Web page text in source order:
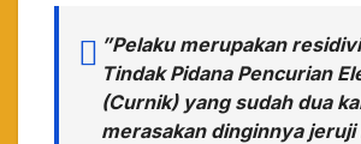
​”Pelaku merupakan
Tindak Pidana Pencurian
(Curnik) yang sudah dua
merasakan dinginnya jeruji